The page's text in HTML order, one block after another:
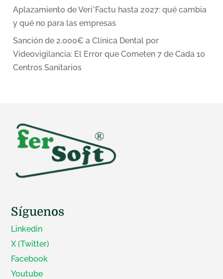
Aplazamiento de Veri*Factu hasta 2027: qué cambia
y qué no para las empresas
Sanción de 2.000€ a Clínica Dental por
Videovigilancia: El Error que Cometen 7 de Cada 10
Centros Sanitarios
Síguenos
Linkedin
X (Twitter)
Facebook
Youtube